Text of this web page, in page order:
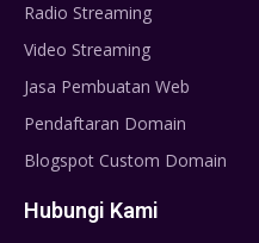
Radio Streaming
Video Streaming
Jasa Pembuatan Web
Pendaftaran Domain
Blogspot Custom Domain
Hubungi Kami